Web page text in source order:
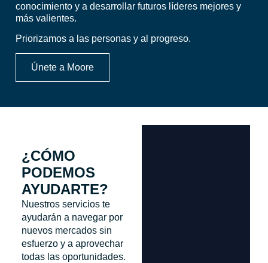
conocimiento y a desarrollar futuros líderes mejores y
más valientes.
Priorizamos a las personas y al progreso.
Únete a Moore
¿CÓMO
PODEMOS
AYUDARTE?
Nuestros servicios te
ayudarán a navegar por
nuevos mercados sin
esfuerzo y a aprovechar
todas las oportunidades.